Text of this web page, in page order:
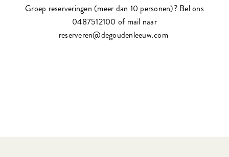
Groep reserveringen (meer dan 10 personen)? Bel ons
0487512100 of mail naar
reserveren@degoudenleeuw.com